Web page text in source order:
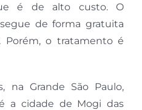
é de alto custo. O
de forma gratuita
Porém, o tratamento é
na Grande São Paulo,
a cidade de Mogi das